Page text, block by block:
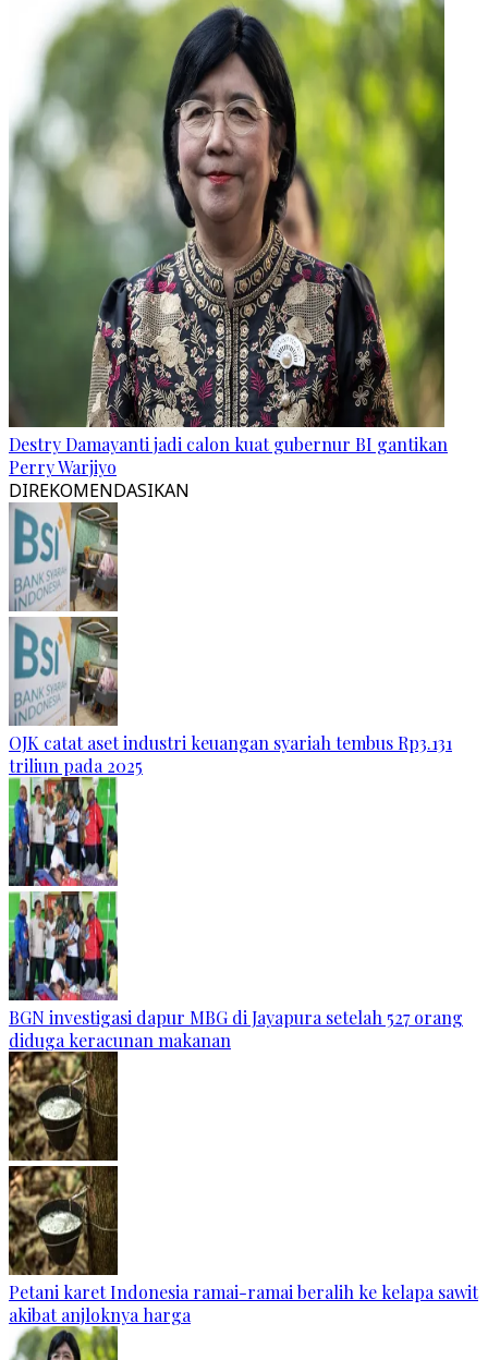
Destry Damayanti jadi calon kuat gubernur BI gantikan
Perry Warjiyo
DIREKOMENDASIKAN
OJK catat aset industri keuangan syariah tembus Rp3.131
triliun pada 2025
BGN investigasi dapur MBG di Jayapura setelah 527 orang
diduga keracunan makanan
Petani karet Indonesia ramai-ramai beralih ke kelapa sawit
akibat anjloknya harga